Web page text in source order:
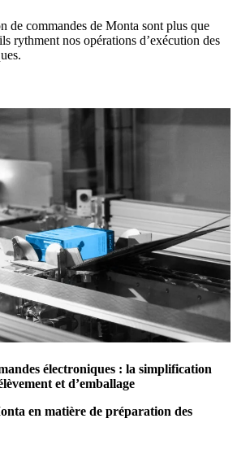
de commandes de Monta sont plus que
rythment nos opérations d’exécution des
électroniques : la simplification
et d’emballage
en matière de préparation des